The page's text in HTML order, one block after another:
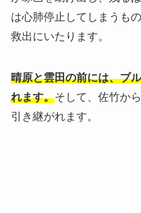
は心肺停止してしまうも
救出にいたります。
晴原と雲田の前には、ブ
れます。そして、佐竹か
引き継がれます。